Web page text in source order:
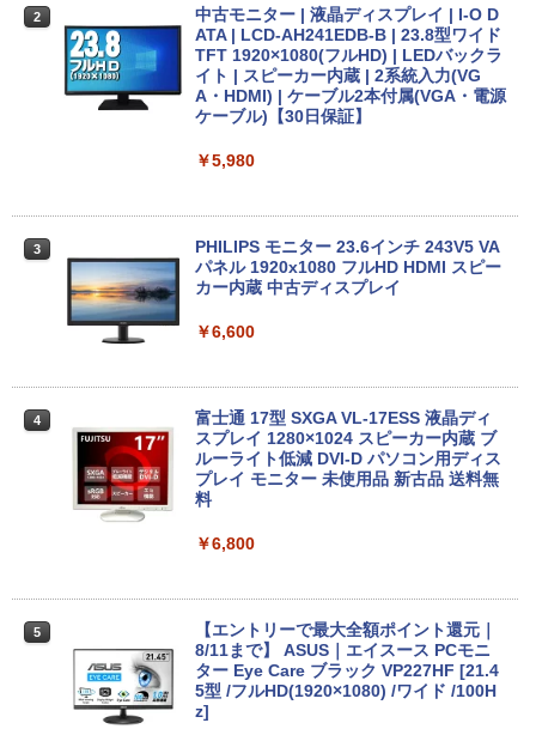
￥12,980
【少しだけ訳ありの格安品 】 Core i3 8
世代 windows11 レビュー記載でテンキ
メモリ 8GB SSD 256GB 15.6インチ 富
￥18,800
【1500円OFFクーポン】【WEBカメラ
ore i5 第8世代 Microsoft Office付き Wi
ndows11 NEC Versapro VM-7 ノートパ
ソコン 中古 PC パソコン 中古ノートPC
SSD1TB メモリ16GB
￥23,800
e搭載 windows1114インチ MS Office 2
019/高速CPU Celeron N3350/8GB メモ
リー/WIFI/USB3.0/miniHDMI/WEBカメ
ラ搭載/日本語キーボード オンライン授業
在宅勤務 パソコンノート 薄型軽量ノート
PC
新品一体型 pc 一体型パソコン 22型 デス
クトップパソコン Windows11 MS offic
e搭載 CPU インテル Core i5 高速CPU フ
ルHD メモリー 8GB SSD 256GB 初期設
78°広視野角 WiFi対応 在宅勤務・ビジネ
8GB/256GB SSD Windows 11 Pro 超小
【エントリーでポイント100％還元のチ
ャンス】GMKtec ミニPC AMD Ryzen 5
DR5 32GB/最大128GB Radeon 760M P
A 静音 mini pc Windows11 Pro 4K 3画
面出力 M6 Ultra
￥91,999
2
中古モニター | 液晶ディスプレイ | I-O D
ATA | LCD-AH241EDB-B | 23.8型ワイド
TFT 1920×1080(フルHD) | LEDバックラ
イト | スピーカー内蔵 | 2系統入力(VG
A・HDMI) | ケーブル2本付属(VGA・電源
ケーブル)【30日保証】
￥5,980
3
PHILIPS モニター 23.6インチ 243V5 VA
パネル 1920x1080 フルHD HDMI スピー
カー内蔵 中古ディスプレイ
￥6,600
4
富士通 17型 SXGA VL-17ESS 液晶ディ
スプレイ 1280×1024 スピーカー内蔵 ブ
ルーライト低減 DVI-D パソコン用ディス
プレイ モニター 未使用品 新古品 送料無
料
￥6,800
5
【エントリーで最大全額ポイント還元｜
8/11まで】 ASUS｜エイスース PCモニ
ター Eye Care ブラック VP227HF [21.4
5型 /フルHD(1920×1080) /ワイド /100H
z]